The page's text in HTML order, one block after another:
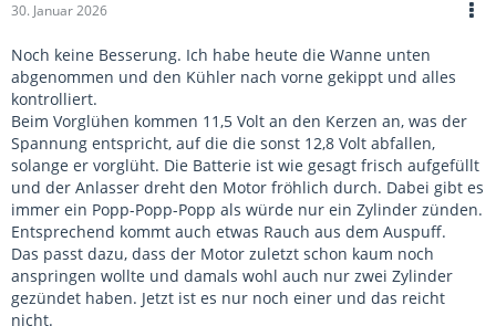
30. Januar 2026
Noch keine Besserung. Ich habe heute die Wanne unten
abgenommen und den Kühler nach vorne gekippt und alles
kontrolliert.
Beim Vorglühen kommen 11,5 Volt an den Kerzen an, was der
Spannung entspricht, auf die die sonst 12,8 Volt abfallen,
solange er vorglüht. Die Batterie ist wie gesagt frisch aufgefüllt
und der Anlasser dreht den Motor fröhlich durch. Dabei gibt es
immer ein Popp-Popp-Popp als würde nur ein Zylinder zünden.
Entsprechend kommt auch etwas Rauch aus dem Auspuff.
Das passt dazu, dass der Motor zuletzt schon kaum noch
anspringen wollte und damals wohl auch nur zwei Zylinder
gezündet haben. Jetzt ist es nur noch einer und das reicht
nicht.